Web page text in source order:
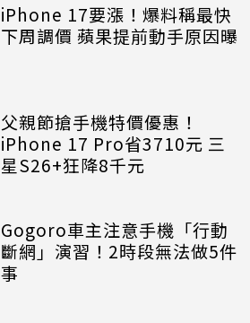
iPhone 17要漲！爆料稱最快
下周調價 蘋果提前動手原因曝
父親節搶手機特價優惠！
iPhone 17 Pro省3710元 三
星S26+狂降8千元
Gogoro車主注意手機「行動
斷網」演習！2時段無法做5件
事